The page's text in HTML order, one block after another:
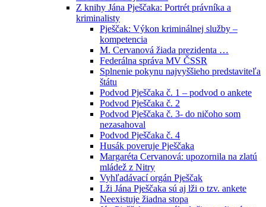
Z knihy Jána Pješčaka: Portrét právníka a
kriminalisty
Pješčak: Výkon kriminálnej služby –
kompetencia
M. Cervanová žiada prezidenta …
Federálna správa MV ČSSR
Splnenie pokynu najvyššieho predstaviteľa
štátu
Podvod Pješčaka č. 1 – podvod o ankete
Podvod Pješčaka č. 2
Podvod Pješčaka č. 3- do ničoho som
nezasahoval
Podvod Pješčaka č. 4
Husák poveruje Pješčaka
Margaréta Cervanová: upozornila na zlatú
mládež z Nitry
Vyhľadávací orgán Pješčak
Lži Jána Pješčaka sú aj lži o tzv. ankete
Neexistuje žiadna stopa